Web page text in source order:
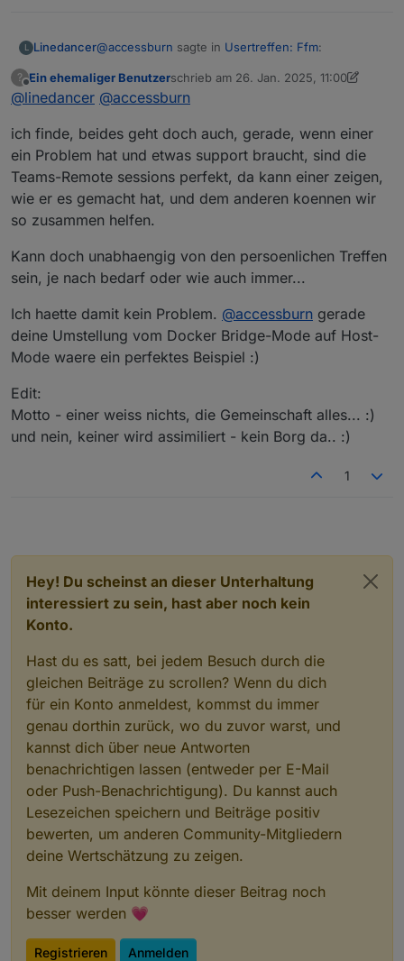
L Linedancer@accessburn sagte in Usertreffen: Ffm:
Dann lasst uns das eine mal noch Präsenz
klingt das gut?
Ja, das klingt für mich gut.
?
Offline
Ein ehemaliger Benutzerschrieb am 26. Jan. 2025, 11:00
zuletzt editiert von Ein ehemaliger
@linedancer @accessburn
ich finde, beides geht doch auch, gerade, wenn einer
ein Problem hat und etwas support braucht, sind die
Teams-Remote sessions perfekt, da kann einer zeigen,
wie er es gemacht hat, und dem anderen koennen wir
so zusammen helfen.
Kann doch unabhaengig von den persoenlichen Treffen
sein, je nach bedarf oder wie auch immer...
Ich haette damit kein Problem. @accessburn gerade
deine Umstellung vom Docker Bridge-Mode auf Host-
Mode waere ein perfektes Beispiel :)
Edit:
Motto - einer weiss nichts, die Gemeinschaft alles... :)
und nein, keiner wird assimiliert - kein Borg da.. :)
1
Hey! Du scheinst an dieser Unterhaltung
interessiert zu sein, hast aber noch kein
Konto.
Hast du es satt, bei jedem Besuch durch die
gleichen Beiträge zu scrollen? Wenn du dich
für ein Konto anmeldest, kommst du immer
genau dorthin zurück, wo du zuvor warst, und
kannst dich über neue Antworten
benachrichtigen lassen (entweder per E-Mail
oder Push-Benachrichtigung). Du kannst auch
Lesezeichen speichern und Beiträge positiv
bewerten, um anderen Community-Mitgliedern
deine Wertschätzung zu zeigen.
Mit deinem Input könnte dieser Beitrag noch
besser werden 💗
Registrieren Anmelden